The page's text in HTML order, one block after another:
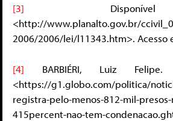
[3]
<http://www.planalto.gov.br/
2006/2006/lei/l11343.htm>. Acesso
[4] BARBIÉRI, Luiz
<https://g1.globo.com/politica/
registra-pelo-menos-812-mil-
415percent-nao-tem-